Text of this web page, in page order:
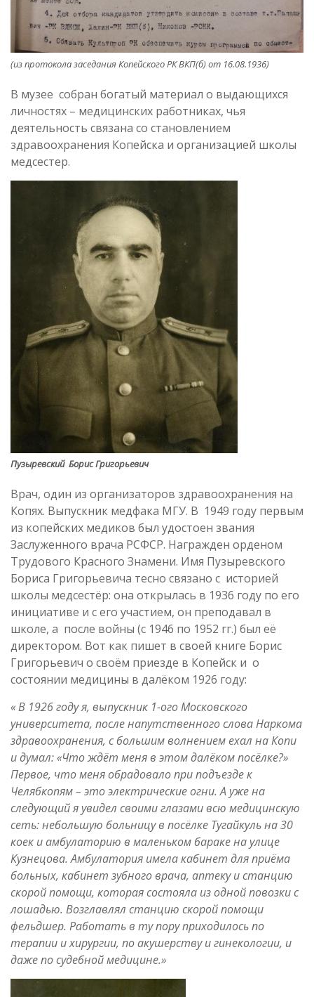
(из протокола заседания Копейского РК ВКП(б) от 16.08.1936)
В музее собран богатый материал о выдающихся
личностях – медицинских работниках, чья
деятельность связана со становлением
здравоохранения Копейска и организацией школы
медсестер.
Пузыревский Борис Григорьевич
Врач, один из организаторов здравоохранения на
Копях. Выпускник медфака МГУ. В 1949 году первым
из копейских медиков был удостоен звания
Заслуженного врача РСФСР. Награжден орденом
Трудового Красного Знамени. Имя Пузыревского
Бориса Григорьевича тесно связано с историей
школы медсестёр: она открылась в 1936 году по его
инициативе и с его участием, он преподавал в
школе, а после войны (с 1946 по 1952 гг.) был её
директором. Вот как пишет в своей книге Борис
Григорьевич о своём приезде в Копейск и о
состоянии медицины в далёком 1926 году:
« В 1926 году я, выпускник 1-ого Московского
университета, после напутственного слова Наркома
здравоохранения, с большим волнением ехал на Копи
и думал: «Что ждёт меня в этом далёком посёлке?»
Первое, что меня обрадовало при подъезде к
Челябкопям – это электрические огни. А уже на
следующий я увидел своими глазами всю медицинскую
сеть: небольшую больницу в посёлке Тугайкуль на 30
коек и амбулаторию в маленьком бараке на улице
Кузнецова. Амбулатория имела кабинет для приёма
больных, кабинет зубного врача, аптеку и станцию
скорой помощи, которая состояла из одной повозки с
лошадью. Возглавлял станцию скорой помощи
фельдшер. Работать в ту пору приходилось по
терапии и хирургии, по акушерству и гинекологии, и
даже по судебной медицине.»